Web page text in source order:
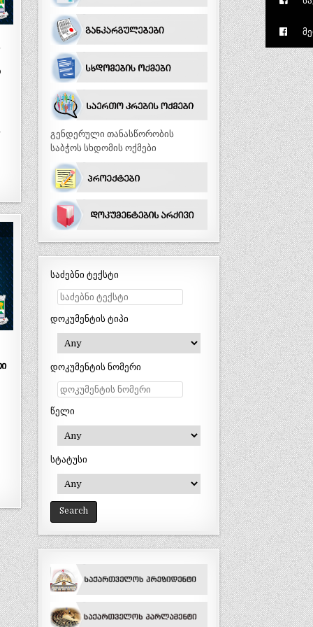
გენდერული თანასწორობის
საბჭოს სხდომის ოქმები
საძებნი ტექსტი
დოკუმენტის ტიპი
დოკუმენტის ნომერი
წელი
სტატუსი